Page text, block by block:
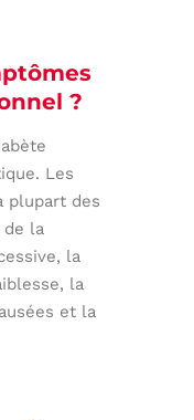
?
Les
plupart des
de la
la
la
et la